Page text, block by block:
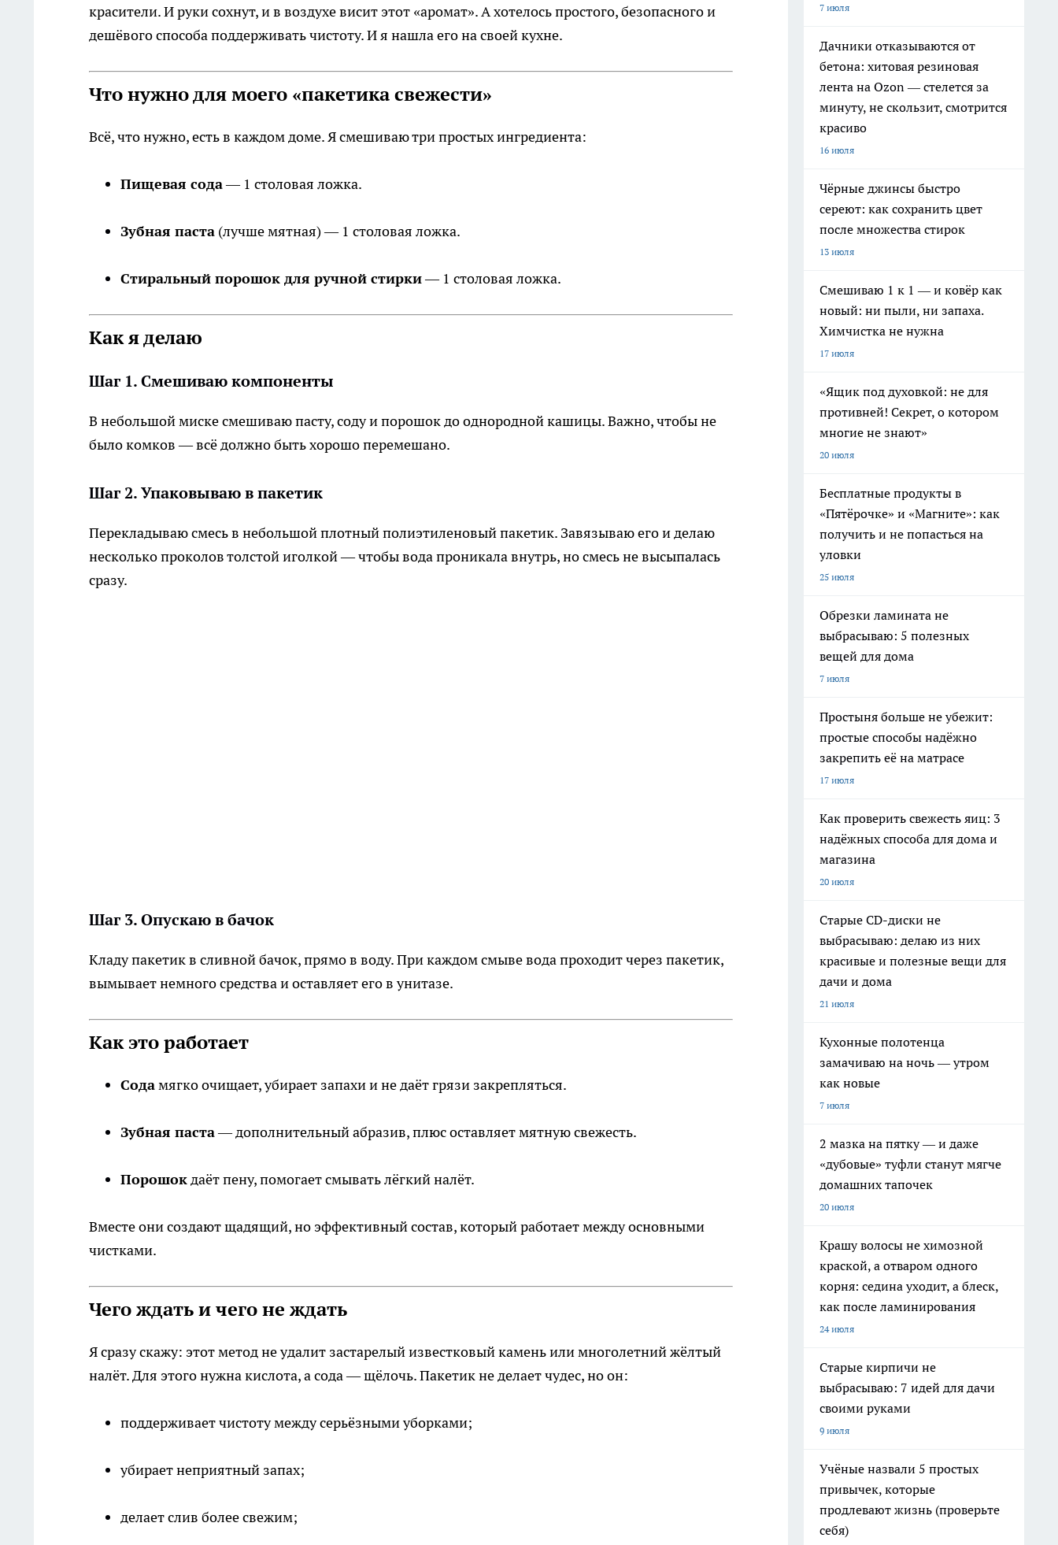
красители. И руки сохнут, и в воздухе висит этот «аромат». А хотелось простого, безопасного и
дешёвого способа поддерживать чистоту. И я нашла его на своей кухне.
Что нужно для моего «пакетика свежести»
Всё, что нужно, есть в каждом доме. Я смешиваю три простых ингредиента:
Пищевая сода— 1 столовая ложка.
Зубная паста (лучше мятная) — 1 столовая ложка.
Стиральный порошок для ручной стирки— 1 столовая ложка.
Как я делаю
Шаг 1. Смешиваю компоненты
В небольшой миске смешиваю пасту, соду и порошок до однородной кашицы. Важно, чтобы не
было комков — всё должно быть хорошо перемешано.
Шаг 2. Упаковываю в пакетик
Перекладываю смесь в небольшой плотный полиэтиленовый пакетик. Завязываю его и делаю
несколько проколов толстой иголкой — чтобы вода проникала внутрь, но смесь не высыпалась
сразу.
Шаг 3. Опускаю в бачок
Кладу пакетик в сливной бачок, прямо в воду. При каждом смыве вода проходит через пакетик,
вымывает немного средства и оставляет его в унитазе.
Как это работает
Содамягко очищает, убирает запахи и не даёт грязи закрепляться.
Зубная паста— дополнительный абразив, плюс оставляет мятную свежесть.
Порошокдаёт пену, помогает смывать лёгкий налёт.
Вместе они создают щадящий, но эффективный состав, который работает между основными
чистками.
Чего ждать и чего не ждать
Я сразу скажу: этот метод не удалит застарелый известковый камень или многолетний жёлтый
налёт. Для этого нужна кислота, а сода — щёлочь. Пакетик не делает чудес, но он:
поддерживает чистоту между серьёзными уборками;
убирает неприятный запах;
делает слив более свежим;
7 июля
Дачники отказываются от
бетона: хитовая резиновая
лента на Ozon — стелется за
минуту, не скользит, смотрится
красиво
16 июля
Чёрные джинсы быстро
сереют: как сохранить цвет
после множества стирок
13 июля
Смешиваю 1 к 1 — и ковёр как
новый: ни пыли, ни запаха.
Химчистка не нужна
17 июля
«Ящик под духовкой: не для
противней! Секрет, о котором
многие не знают»
20 июля
Бесплатные продукты в
«Пятёрочке» и «Магните»: как
получить и не попасться на
уловки
25 июля
Обрезки ламината не
выбрасываю: 5 полезных
вещей для дома
7 июля
Простыня больше не убежит:
простые способы надёжно
закрепить её на матрасе
17 июля
Как проверить свежесть яиц: 3
надёжных способа для дома и
магазина
20 июля
Старые CD-диски не
выбрасываю: делаю из них
красивые и полезные вещи для
дачи и дома
21 июля
Кухонные полотенца
замачиваю на ночь — утром
как новые
7 июля
2 мазка на пятку — и даже
«дубовые» туфли станут мягче
домашних тапочек
20 июля
Крашу волосы не химозной
краской, а отваром одного
корня: седина уходит, а блеск,
как после ламинирования
24 июля
Старые кирпичи не
выбрасываю: 7 идей для дачи
своими руками
9 июля
Учёные назвали 5 простых
привычек, которые
продлевают жизнь (проверьте
себя)